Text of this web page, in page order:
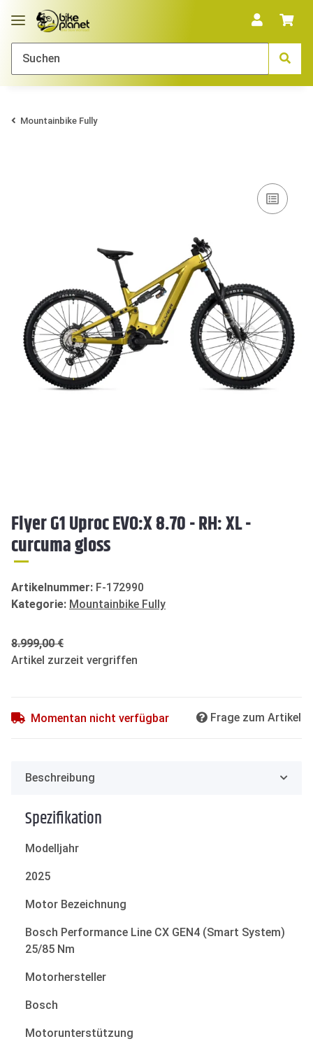
Mountainbike Fully
Flyer G1 Uproc EVO:X 8.70 - RH: XL -
curcuma gloss
Artikelnummer: F-172990
Kategorie: Mountainbike Fully
8.999,00 €
Artikel zurzeit vergriffen
Momentan nicht verfügbar Frage zum Artikel
Beschreibung
Spezifikation
Modelljahr
2025
Motor Bezeichnung
Bosch Performance Line CX GEN4 (Smart System)
25/85 Nm
Motorhersteller
Bosch
Motorunterstützung